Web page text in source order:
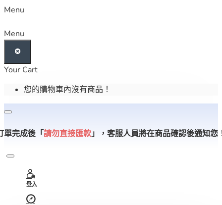
Menu
Menu
Your Cart
您的購物車內沒有商品！
單完成後「請勿直接匯款 」， 客服人員將在商品確認後通知您
登入